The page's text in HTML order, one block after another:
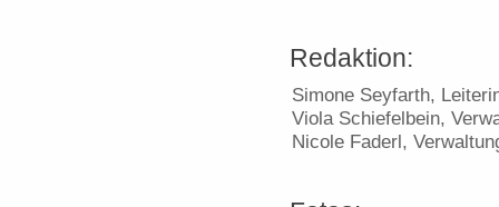
Redaktion:
Simone Seyfarth,
Viola Schiefelbein,
Nicole Faderl,